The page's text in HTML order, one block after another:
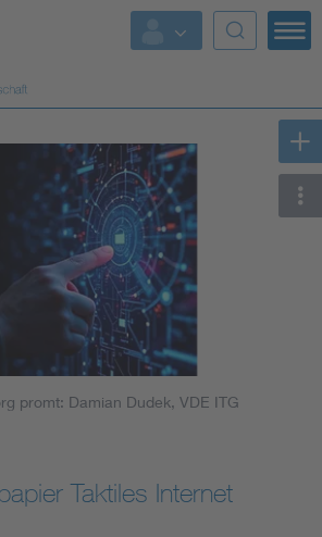
promt: Damian Dudek, VDE ITG
Taktiles Internet